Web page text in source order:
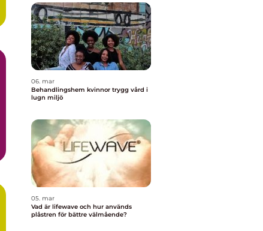
06. mar
Behandlingshem kvinnor trygg vård i
lugn miljö
05. mar
Vad är lifewave och hur används
plåstren för bättre välmående?